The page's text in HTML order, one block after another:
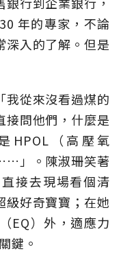
年的專家，不論
入的了解。但是
我從來沒看過煤的
接問他們，什麼是
HPOL（高壓氧
」。陳淑珊笑著
接去現場看個清
級好奇寶寶；在她
EQ）外，適應力
鍵。